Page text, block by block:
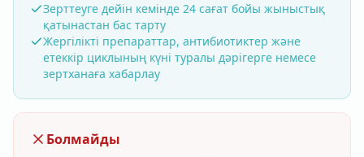
Зерттеуге дейін кемінде 24 сағат бойы жыныстық
қатынастан бас тарту
Жергілікті препараттар, антибиотиктер және
етеккір циклының күні туралы дәрігерге немесе
зертханаға хабарлау
Болмайды